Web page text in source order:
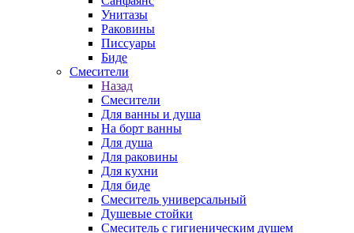
Унитазы
Раковины
Писсуары
Биде
Смесители
Назад
Смесители
Для ванны и душа
На борт ванны
Для душа
Для раковины
Для кухни
Для биде
Смеситель универсальный
Душевые стойки
Смеситель с гигиеническим душем